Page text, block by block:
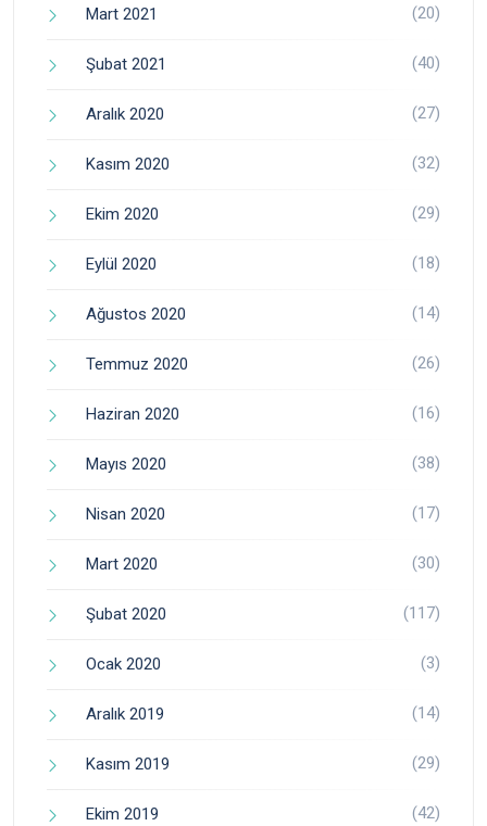
Mart 2021 (20)
Şubat 2021 (40)
Aralık 2020 (27)
Kasım 2020 (32)
Ekim 2020 (29)
Eylül 2020 (18)
Ağustos 2020 (14)
Temmuz 2020 (26)
Haziran 2020 (16)
Mayıs 2020 (38)
Nisan 2020 (17)
Mart 2020 (30)
Şubat 2020 (117)
Ocak 2020 (3)
Aralık 2019 (14)
Kasım 2019 (29)
Ekim 2019 (42)